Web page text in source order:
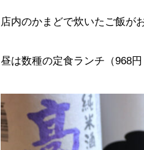
店内のかまどで炊いたご飯が
昼は数種の定食ランチ（968円